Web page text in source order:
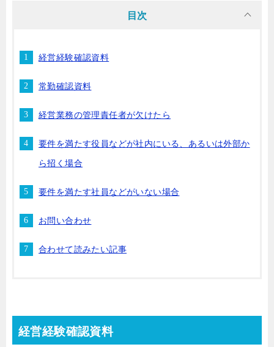
目次
経営経験確認資料
常勤確認資料
経営業務の管理責任者が欠けたら
要件を満たす役員などが社内にいる、あるいは外部か
ら招く場合
要件を満たす社員などがいない場合
お問い合わせ
合わせて読みたい記事
経営経験確認資料